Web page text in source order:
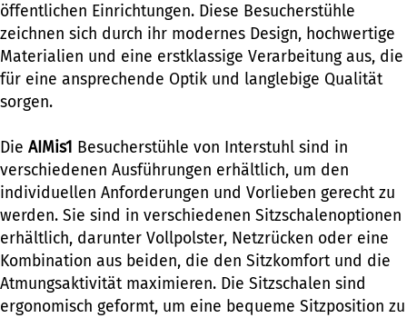
öffentlichen Einrichtungen. Diese Besucherstühle
zeichnen sich durch ihr modernes Design, hochwertige
Materialien und eine erstklassige Verarbeitung aus, die
für eine ansprechende Optik und langlebige Qualität
sorgen.
Die AIMis1 Besucherstühle von Interstuhl sind in
verschiedenen Ausführungen erhältlich, um den
individuellen Anforderungen und Vorlieben gerecht zu
werden. Sie sind in verschiedenen Sitzschalenoptionen
erhältlich, darunter Vollpolster, Netzrücken oder eine
Kombination aus beiden, die den Sitzkomfort und die
Atmungsaktivität maximieren. Die Sitzschalen sind
ergonomisch geformt, um eine bequeme Sitzposition zu